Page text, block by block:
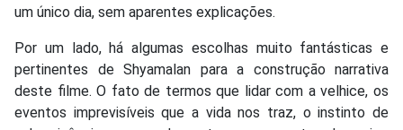
um único dia, sem aparentes explicações.
Por um lado, há algumas escolhas muito fantásticas e
pertinentes de Shyamalan para a construção narrativa
deste filme. O fato de termos que lidar com a velhice, os
eventos imprevisíveis que a vida nos traz, o instinto de